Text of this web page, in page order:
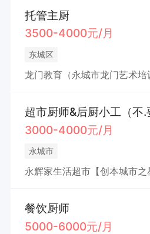
托管主厨
3500-4000元/月
东城区
龙门教育（永城市龙门艺术培
超市厨师&后厨小工（不.
3000-4000元/月
永城市
餐饮厨师
5000-6000元/月